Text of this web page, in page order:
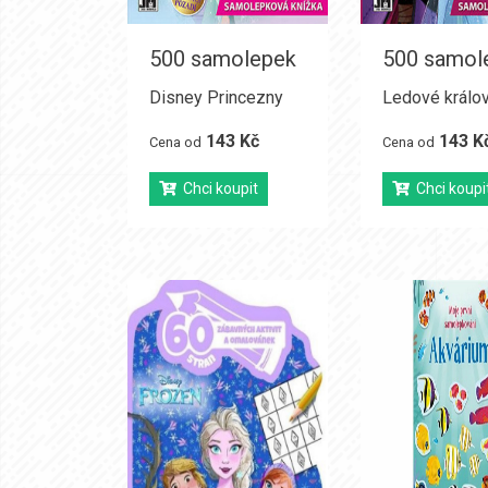
500 samolepek
Disney Princezny
Cena od 143 Kč
Chci koupit
500
Ledové
Cena od 143
Chci